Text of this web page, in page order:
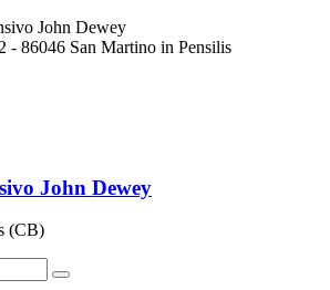
John Dewey
- 86046 San Martino in Pensilis
John Dewey
(CB)